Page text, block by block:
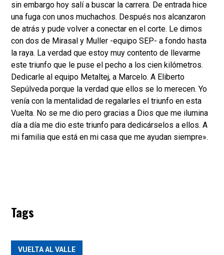
sin embargo hoy salí a buscar la carrera. De entrada hice
una fuga con unos muchachos. Después nos alcanzaron
de atrás y pude volver a conectar en el corte. Le dimos
con dos de Mirasal y Muller -equipo SEP- a fondo hasta
la raya. La verdad que estoy muy contento de llevarme
este triunfo que le puse el pecho a los cien kilómetros.
Dedicarle al equipo Metaltej, a Marcelo. A Eliberto
Sepúlveda porque la verdad que ellos se lo merecen. Yo
venía con la mentalidad de regalarles el triunfo en esta
Vuelta. No se me dio pero gracias a Dios que me ilumina
día a día me dio este triunfo para dedicárselos a ellos. A
mi familia que está en mi casa que me ayudan siempre».
Tags
VUELTA AL VALLE